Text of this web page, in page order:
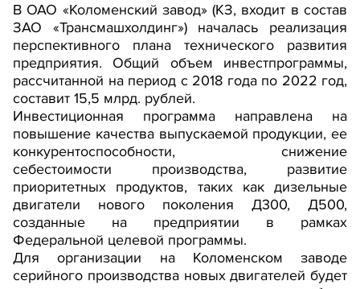
В ОАО «Коломенский завод» (КЗ, входит в состав
ЗАО «Трансмашхолдинг») началась реализация
перспективного плана технического развития
предприятия. Общий объем инвестпрограммы,
рассчитанной на период с 2018 года по 2022 год,
составит 15,5 млрд. рублей.
Инвестиционная программа направлена на
повышение качества выпускаемой продукции, ее
конкурентоспособности, снижение
себестоимости производства, развитие
приоритетных продуктов, таких как дизельные
двигатели нового поколения Д300, Д500,
созданные на предприятии в рамках
Федеральной целевой программы.
Для организации на Коломенском заводе
серийного производства новых двигателей будет